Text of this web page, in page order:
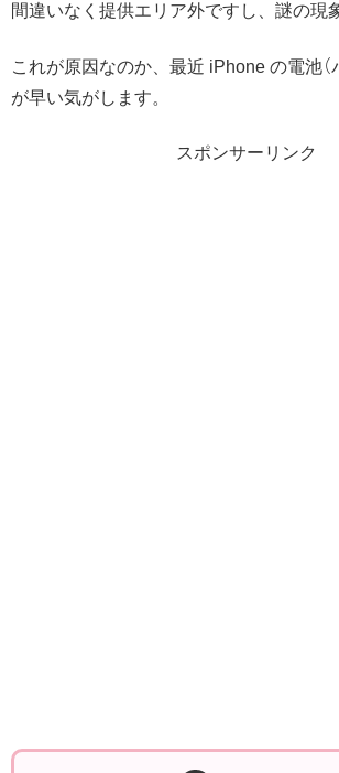
間違いなく提供エリア外ですし、謎の現
これが原因なのか、最近 iPhone の電池（
が早い気がします。
スポンサーリンク